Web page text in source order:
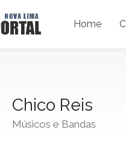
Home
Chico Reis
Músicos e Bandas